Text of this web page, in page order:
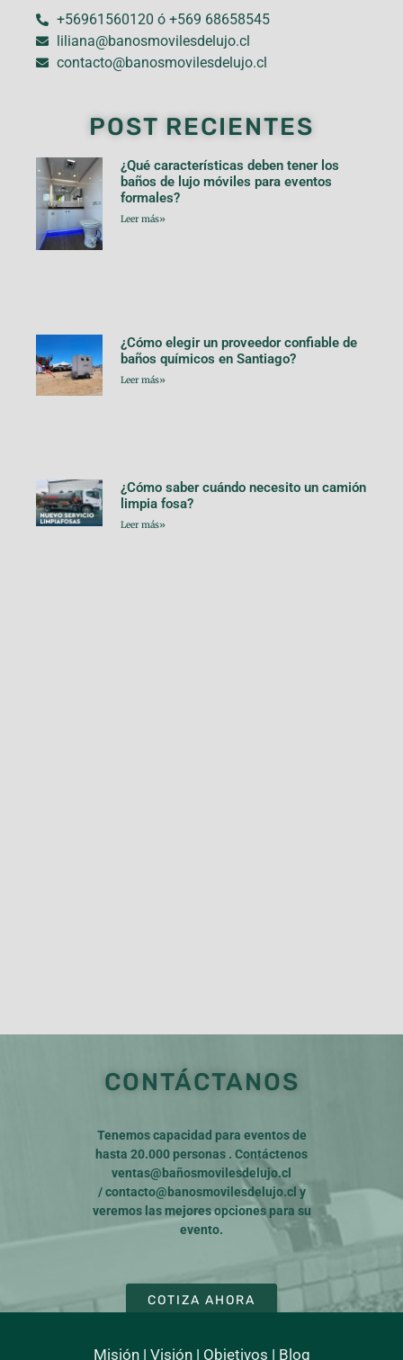
+56961560120 ó +569 68658545
liliana@banosmovilesdelujo.cl
contacto@banosmovilesdelujo.cl
POST RECIENTES
¿Qué características deben tener los
baños de lujo móviles para eventos
formales?
Leer más»
¿Cómo elegir un proveedor confiable de
baños químicos en Santiago?
Leer más»
¿Cómo saber cuándo necesito un camión
limpia fosa?
Leer más»
CONTÁCTANOS
Tenemos capacidad para eventos de
hasta 20.000 personas . Contáctenos
ventas@bañosmovilesdelujo.cl
/contacto@banosmovilesdelujo.cl y
veremos las mejores opciones para su
evento.
COTIZA AHORA
Misión| Visión| Objetivos | Blog